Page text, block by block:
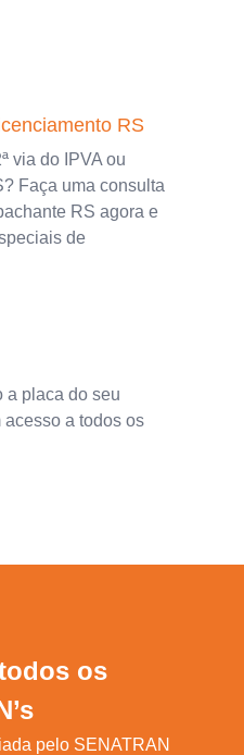
RS
via do IPVA ou
Faça uma consulta
RS agora e
de
a placa do seu
a todos os
os
pelo SENATRAN